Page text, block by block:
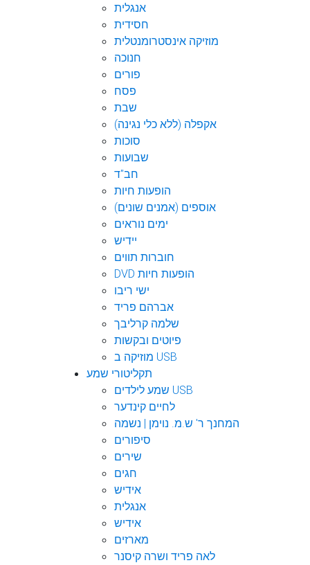
אנגלית
חסידית
מוזיקה אינסטרומנטלית
חנוכה
פורים
פסח
שבת
אקפלה (ללא כלי נגינה)
סוכות
שבועות
חב"ד
הופעות חיות
אוספים (אמנים שונים)
ימים נוראים
יידיש
חוברות תווים
DVD הופעות חיות
ישי ריבו
אברהם פריד
שלמה קרליבך
פיוטים ובקשות
מוזיקה ב USB
תקליטורי שמע
שמע לילדים USB
לחיים קינדער
המחנך ר' ש.מ. נוימן | נשמה
סיפורים
שירים
חגים
אידיש
אנגלית
אידיש
מארזים
לאה פריד ושרה קיסנר